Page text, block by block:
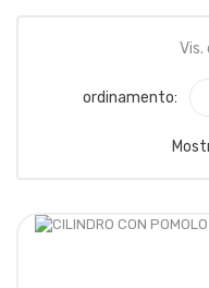
Vis.
ordinamento: